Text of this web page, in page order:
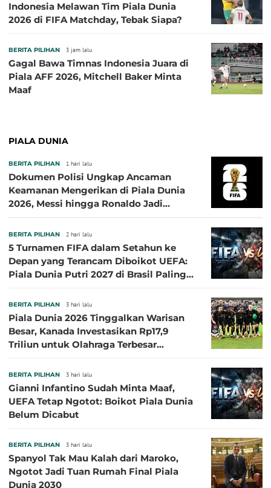
Indonesia Melawan Tim Piala Dunia
2026 di FIFA Matchday, Tebak Siapa?
BERITA PILIHAN 3 jam lalu
Gagal Bawa Timnas Indonesia Juara di
Piala AFF 2026, Mitchell Baker Minta
Maaf
PIALA DUNIA
BERITA PILIHAN 1 hari lalu
Dokumen Polisi Ungkap Ancaman
Keamanan Mengerikan di Piala Dunia
2026, Messi hingga Ronaldo Jadi
BERITA PILIHAN 2 hari lalu
5 Turnamen FIFA dalam Setahun ke
Depan yang Terancam Diboikot UEFA:
Piala Dunia Putri 2027 di Brasil Paling
BERITA PILIHAN 3 hari lalu
Piala Dunia 2026 Tinggalkan Warisan
Besar, Kanada Investasikan Rp17,9
Triliun untuk Olahraga Terbesar
BERITA PILIHAN 3 hari lalu
Gianni Infantino Sudah Minta Maaf,
UEFA Tetap Ngotot: Boikot Piala Dunia
Belum Dicabut
BERITA PILIHAN 3 hari lalu
Spanyol Tak Mau Kalah dari Maroko,
Ngotot Jadi Tuan Rumah Final Piala
Dunia 2030